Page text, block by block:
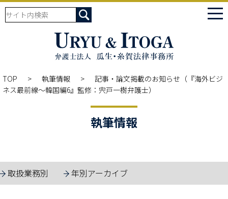
TOP 執筆情報
記事・論文掲載のお知らせ（『海外ビジ
ネス最前線～韓国編6』監修：宍戸一樹弁護士）
執筆情報
取扱業務別 年別アーカイブ